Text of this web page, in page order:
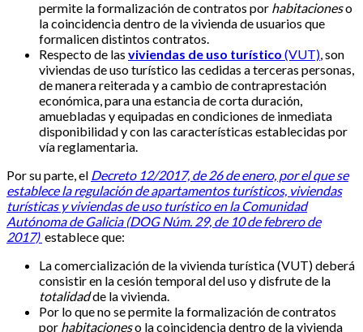
permite la formalización de contratos por habitacioneso
la coincidencia dentro de la vivienda de usuarios que
formalicen distintos contratos.
Respecto de las viviendas de uso turístico (VUT) , son
viviendas de uso turístico las cedidas a terceras personas,
de manera reiterada y a cambio de contraprestación
económica, para una estancia de corta duración,
amuebladas y equipadas en condiciones de inmediata
disponibilidad y con las características establecidas por
vía reglamentaria.
Por su parte, el Decreto 12/2017, de 26 de enero, por el que se
establece la regulación de apartamentos turísticos, viviendas
turísticas y viviendas de uso turístico en la Comunidad
Autónoma de Galicia (DOG Núm. 29, de 10 de febrero de
2017) establece que:
La comercialización de la vivienda turística (VUT) deberá
consistir en la cesión temporal del uso y disfrute de la
totalidadde la vivienda.
Por lo que no se permite la formalización de contratos
por habitacioneso la coincidencia dentro de la vivienda